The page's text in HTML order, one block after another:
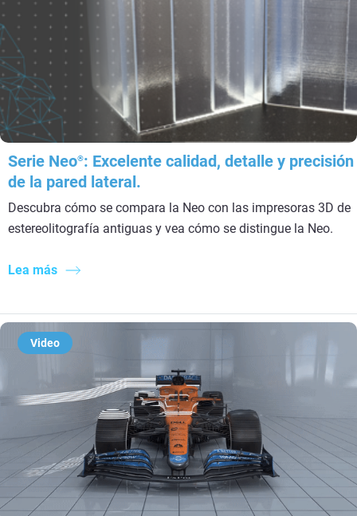
Serie Neo®: Excelente calidad, detalle y precisión
de la pared lateral.
Descubra cómo se compara la Neo con las impresoras 3D de
estereolitografía antiguas y vea cómo se distingue la Neo.
Lea más
Video